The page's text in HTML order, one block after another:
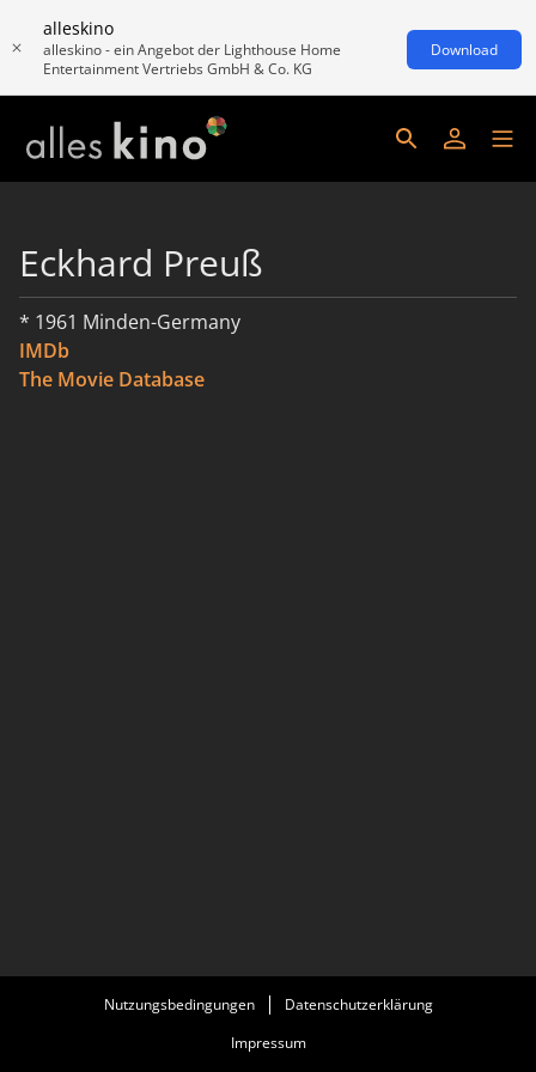
alleskino
alleskino - ein Angebot der Lighthouse Home
Entertainment Vertriebs GmbH & Co. KG
Download
Eckhard Preuß
* 1961 Minden-Germany
IMDb
The Movie Database
Nutzungsbedingungen
Datenschutzerklärung
Impressum